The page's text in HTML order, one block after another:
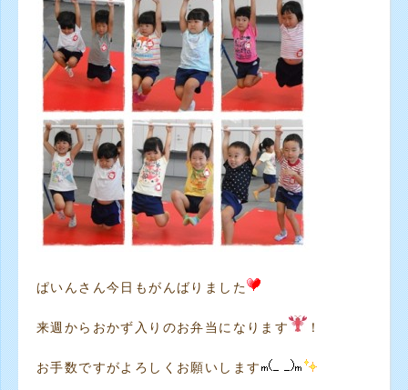
ぱいんさん今日もがんばりました
来週からおかず入りのお弁当になります ！
お手数ですがよろしくお願いします